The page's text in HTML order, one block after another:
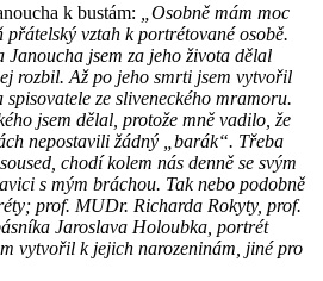
k bustám:
„Osobně mám moc
vztah k portrétované osobě.
Janoucha jsem za jeho života dělal
rozbil. Až po jeho smrti jsem vytvořil
ze sliveneckého mramoru.
jsem dělal, protože mně vadilo, že
nepostavili žádný „barák“. Třeba
chodí kolem nás denně se svým
s mým bráchou. Tak nebo podobně
prof. MUDr. Richarda Rokyty, prof.
Jaroslava Holoubka, portrét
vytvořil k jejich narozeninám, jiné pro